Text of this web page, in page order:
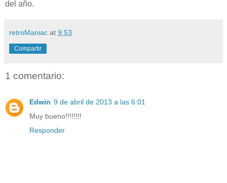
del año.
retroManiac at 9:53
Compartir
1 comentario:
Edwin 9 de abril de 2013 a las 6:01
Muy bueno!!!!!!!!
Responder